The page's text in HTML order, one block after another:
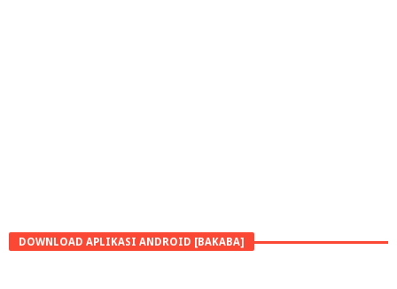
DOWNLOAD APLIKASI ANDROID [BAKABA]